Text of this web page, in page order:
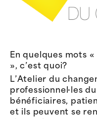
En quelques mots «
», c’est quoi?
L’Atelier du
professionnel·les
bénéficiaires,
et ils peuvent se